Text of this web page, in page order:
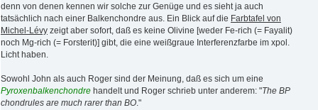
denn von denen kennen wir solche zur Genüge und es sieht ja auch
tatsächlich nach einer Balkenchondre aus. Ein Blick auf die Farbtafel von
Michel-Lévy zeigt aber sofort, daß es keine Olivine [weder Fe-rich (= Fayalit)
noch Mg-rich (= Forsterit)] gibt, die eine weißgraue Interferenzfarbe im xpol.
Licht haben.
Sowohl John als auch Roger sind der Meinung, daß es sich um eine
Pyroxenbalkenchondre handelt und Roger schrieb unter anderem: "The BP
chondrules are much rarer than BO ."